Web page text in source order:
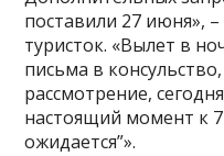
поставили 27 июня», –
туристок. «Вылет в
письма в
рассмотрение,
настоящий момент к
ожидается”».